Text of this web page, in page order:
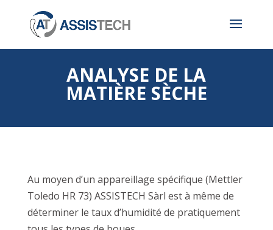
ANALYSE DE LA
MATIÈRE SÈCHE
Au moyen d’un appareillage spécifique (Mettler
Toledo HR 73) ASSISTECH Sàrl est à même de
déterminer le taux d’humidité de pratiquement